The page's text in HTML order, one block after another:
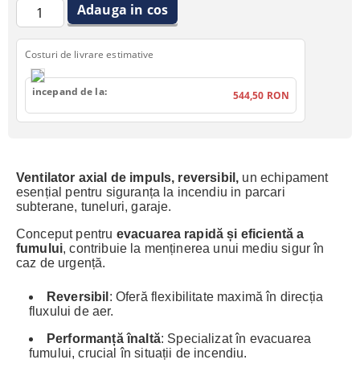
Ventilator axial de impuls, reversibil, un echipament
esențial pentru siguranța la incendiu in parcari
subterane, tuneluri, garaje.
Conceput pentru evacuarea rapidă și eficientă a
fumului, contribuie la menținerea unui mediu sigur în
caz de urgență.
Reversibil : Oferă flexibilitate maximă în direcția
fluxului de aer.
Performanță înaltă: Specializat în evacuarea
fumului, crucial în situații de incendiu.
Costuri de livrare estimative
incepand de la: 544,50 RON